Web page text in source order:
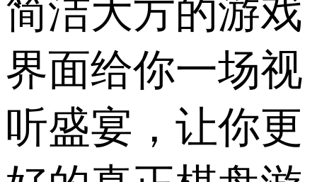
简洁大方的游戏
界面给你一场视
听盛宴，让你更